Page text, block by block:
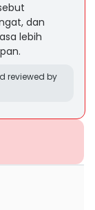
dan
lebih
reviewed by